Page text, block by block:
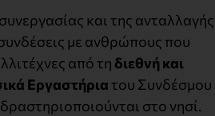
και της ανταλλαγής
με ανθρώπους που
από τη διεθνή και
Εργαστήριατου Συνδέσμου
στο νησί.